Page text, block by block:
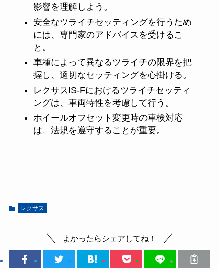
影響を理解しよう。
安全なツライチセッティングを行うため
には、専門家のアドバイスを受けるこ
と。
車種によって異なるツライチの限界を把
握し、適切なセッティングを心掛ける。
レクサスIS-Fにおけるツライチセッティ
ングは、車両特性を考慮して行う。
ホイールオフセット変更時の車検対応
は、法規を遵守することが重要。
レクサス
よかったらシェアしてね！